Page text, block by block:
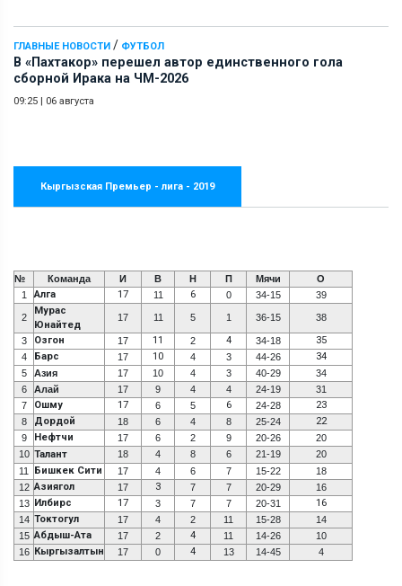
ГЛАВНЫЕ НОВОСТИ / ФУТБОЛ
В «Пахтакор» перешел автор единственного гола
сборной Ирака на ЧМ-2026
09:25 | 06 августа
Кыргызская Премьер - лига - 2019
№ Команда И В Н П Мячи
О
1
Алга 17 11 6 0 34-15 39
2
Мурас
Юнайтед
17 11 5 1 36-15 38
3 Озгон 17 11 2 4 34-18 35
4 Барс 17 10 4 3 44-26 34
5 Азия 17 10 4 3 40-29
34
6
Алай 17 9 4 4 24-19
31
7
Ошму 17 6 5 6 24-28 23
8 Дордой 18 6 4 8 25-24 22
9 Нефтчи 17 6 2 9 20-26
20
10 Талант 18 4 8 6 21-19
20
11
Бишкек Сити 17 4 6 7 15-22
18
12 Азиягол 17 3 7 7 20-29
16
13 Илбирс 17 3 7 7 20-31 16
14 Токтогул 17 4 2 11 15-28
14
15 Абдыш-Ата 17 2 4 11 14-26
10
16 Кыргызалтын 17 0 4 13 14-45 4